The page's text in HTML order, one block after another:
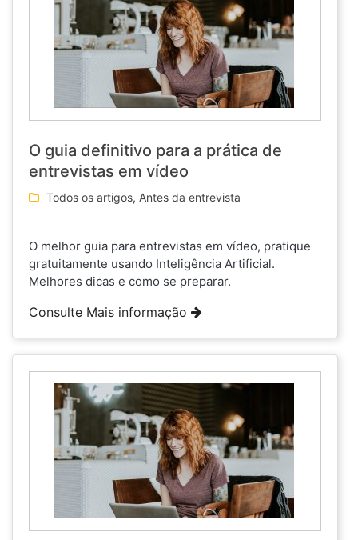
O guia definitivo para a prática de
entrevistas em vídeo
Todos os artigos, Antes da entrevista
O melhor guia para entrevistas em vídeo, pratique
gratuitamente usando Inteligência Artificial.
Melhores dicas e como se preparar.
Consulte Mais informação